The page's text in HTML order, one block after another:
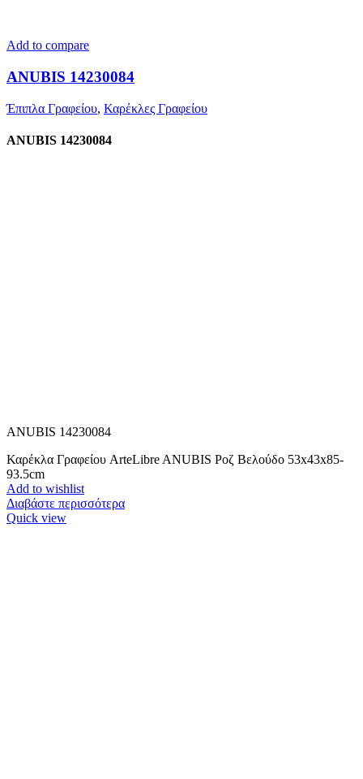
Add to compare
ANUBIS 14230084
Έπιπλα Γραφείου, Καρέκλες Γραφείου
ANUBIS 14230084
ANUBIS 14230084
Καρέκλα Γραφείου ArteLibre ANUBIS Ροζ Βελούδο 53x43x85-
93.5cm
Add to wishlist
Διαβάστε περισσότερα
Quick view